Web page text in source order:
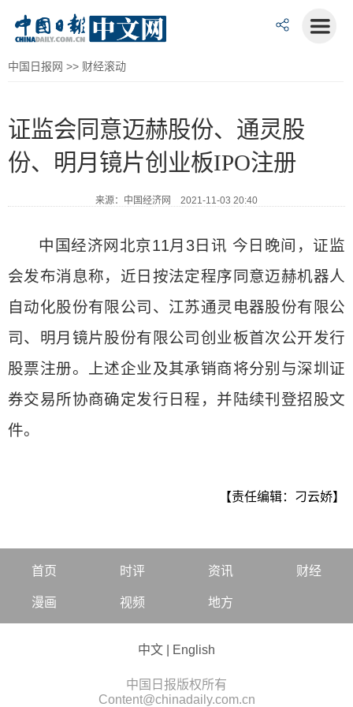
中国日报网 >> 财经滚动
证监会同意迈赫股份、通灵股
份、明月镜片创业板IPO注册
来源：中国经济网 2021-11-03 20:40
中国经济网北京11月3日讯 今日晚间，证监
会发布消息称，近日按法定程序同意迈赫机器人
自动化股份有限公司、江苏通灵电器股份有限公
司、明月镜片股份有限公司创业板首次公开发行
股票注册。上述企业及其承销商将分别与深圳证
券交易所协商确定发行日程，并陆续刊登招股文
件。
【责任编辑：刁云娇】
首页 时评 资讯 财经
漫画 视频 地方
中文 English
中国日报版权所有
Content@chinadaily.com.cn